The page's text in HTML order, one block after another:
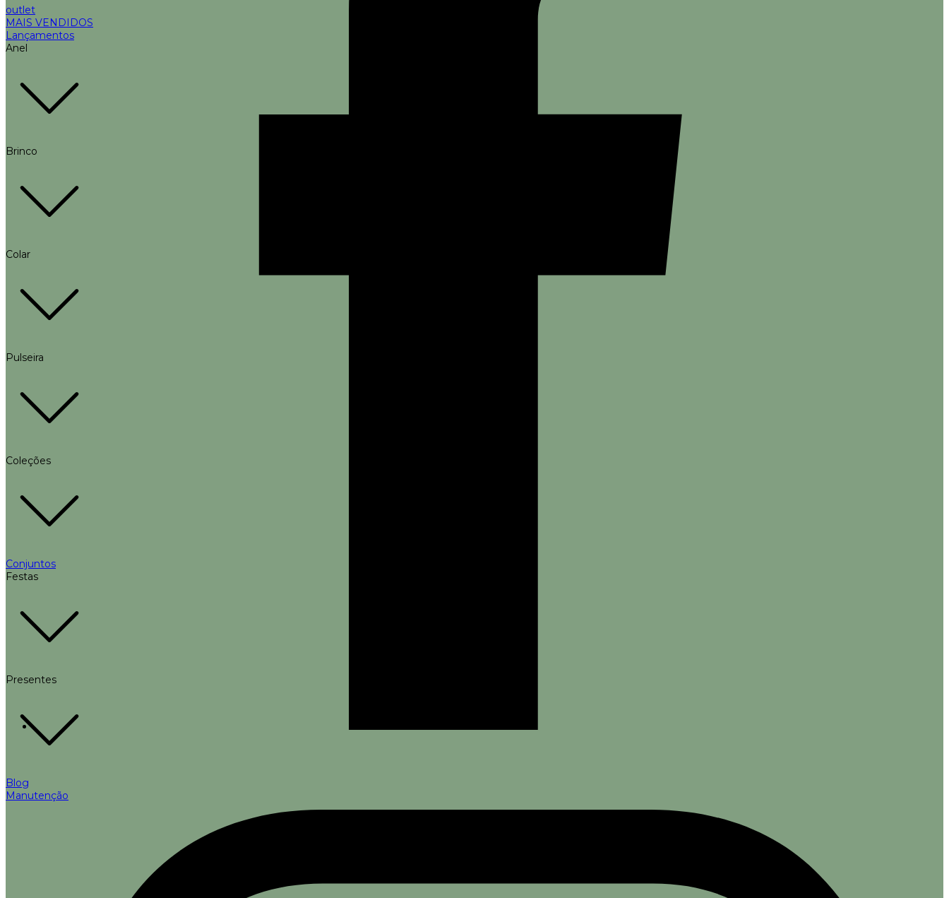
outlet
MAIS VENDIDOS
Lançamentos
Anel
Brinco
Colar
Pulseira
Coleções
Conjuntos
Festas
Presentes
Blog
Manutenção